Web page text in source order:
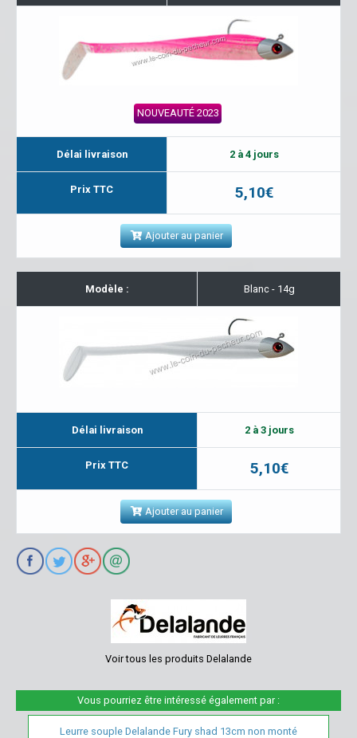
NOUVEAUTÉ 2023
Délai livraison 2 à 4 jours
Prix TTC 5,10€
Ajouter au panier
Modèle : Blanc - 14g
Délai livraison 2 à 3 jours
Prix TTC 5,10€
Ajouter au panier
Voir tous les produits Delalande
Vous pourriez être intéressé également par :
Leurre souple Delalande Fury shad 13cm non monté